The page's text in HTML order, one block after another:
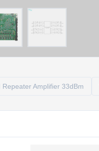
Repeater Amplifier 33dBm